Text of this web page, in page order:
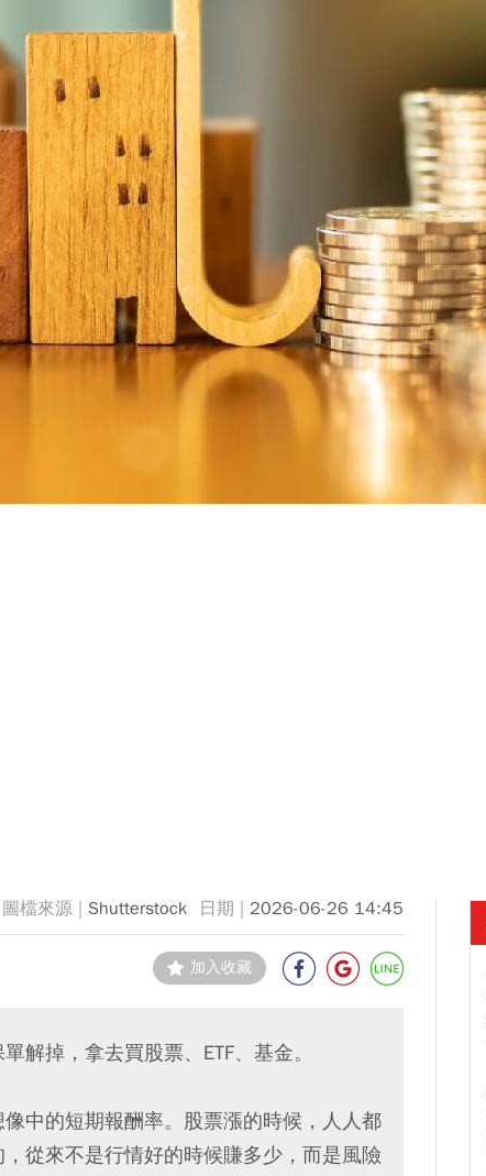
Shutterstock 2026-06-26 14:45
加入收藏
解掉，拿去買股票、ETF、基金。
中的短期報酬率。股票漲的時候，人人都
從來不是行情好的時候賺多少，而是風險